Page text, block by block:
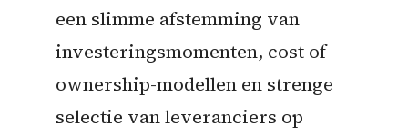
een slimme afstemming van
investeringsmomenten, cost of
ownership-modellen en strenge
selectie van leveranciers op